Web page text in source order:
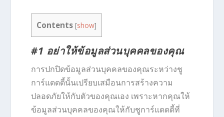
Contents [show]
#1 อย่าให้ข้อมูลส่วนบุคคลของคุณ
การปกปิดข้อมูลส่วนบุคคลของคุณระหว่างชู
การ์แดดดี้นั้นเปรียบเสมือนการสร้างความ
ปลอดภัยให้กับตัวของคุณเอง เพราะหากคุณให้
ข้อมูลส่วนบุคคลของคุณให้กับชูการ์แดดดี้ที่